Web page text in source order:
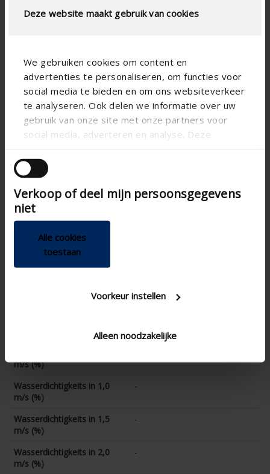
Deze website maakt gebruik van cookies
We gebruiken cookies om content en
advertenties te personaliseren, om functies voor
social media te bieden en om ons websiteverkeer
te analyseren. Ook delen we informatie over uw
gebruik van onze site met onze partners voor
social media, adverteren en analyse. Deze
andere informatie die u aan ze heeft verstrekt of
die ze hebben verzameld op basis van uw gebruik
van hun services.
Verkoop of deel mijn persoonsgegevens
niet
Alle cookies
toestaan
Voorkeur instellen
Alleen noodzakelijke
Technische spezifikationen
Physischer freier
Querschnitt (%)
49
Lamellenabstand (mm)
50
technical.ip_klasse
Einbautiefe (mm)
46
Gesamt Gittertiefe (mm)
K-Faktor (Zufuhr)
CE-Koeffizient
0.292
m/s (%)
Wasserdichtigkeits in 1,0
m/s (%)
-
Wasserdichtigkeits in 1,5
m/s (%)
-
Wasserdichtigkeits in 2,0
m/s (%)
-